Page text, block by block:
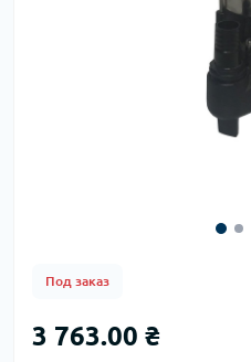
Под заказ
3 763.00 ₴